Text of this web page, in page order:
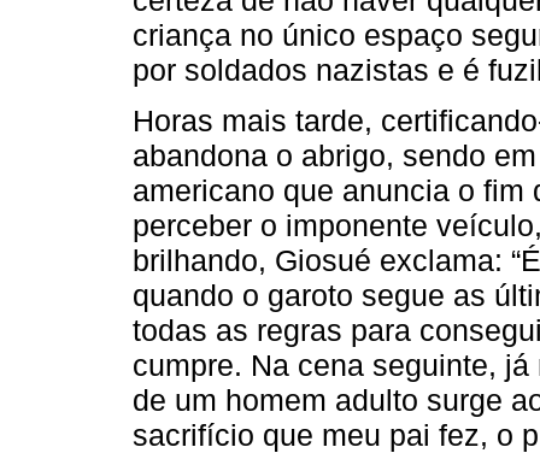
criança no único espaço
por soldados nazistas e é
Horas mais tarde,
abandona o abrigo, sendo
americano que anuncia o fim
perceber o imponente
brilhando, Giosué exclama:
quando o garoto segue as
todas as regras para
cumpre. Na cena seguinte,
de um homem adulto surge
sacrifício que meu pai fez, o